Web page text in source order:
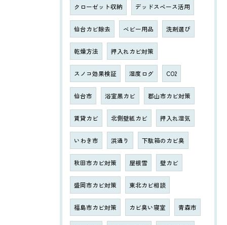
クローゼット収納 デッドスペース活用
仙台カビ除去 ベビー用品 洗剤選び
乾燥方法 押入れカビ対策
スノコ効果検証 湿度ログ CO2
仙台市 浴室黒カビ 郡山市カビ対策
賃貸カビ 北側壁紙カビ 押入れ湿気
いわき市 浜通り 下駄箱のカビ臭
秋田市カビ対策 屋根雪 壁カビ
盛岡市カビ対策 東北カビ相談
福島市カビ対策 カビ臭い寝室 青森市